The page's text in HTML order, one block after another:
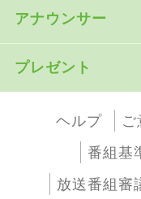
アナウンサー
プレゼント
ヘルプ ご
番組基
放送番組審